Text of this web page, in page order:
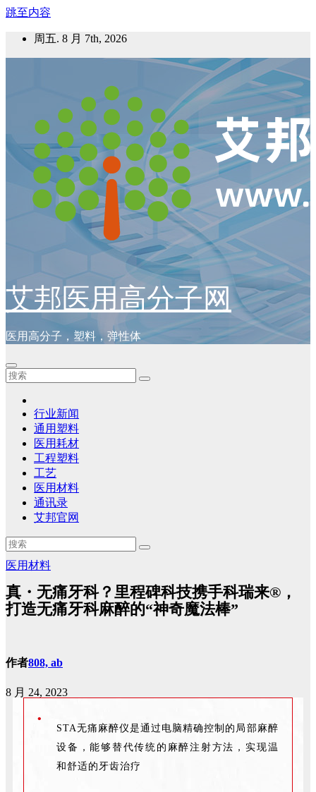
跳至内容
周五. 8 月 7th, 2026
艾邦医用高分子网
医用高分子，塑料，弹性体
行业新闻
通用塑料
医用耗材
工程塑料
工艺
医用材料
通讯录
艾邦官网
医用材料
真・无痛牙科？里程碑科技携手科瑞来®，
打造无痛牙科麻醉的“神奇魔法棒”
作者808, ab
8 月 24, 2023
•
STA无痛麻醉仪是通过电脑精确控制的局部麻醉
设备，能够替代传统的麻醉注射方法，实现温
和舒适的牙齿治疗